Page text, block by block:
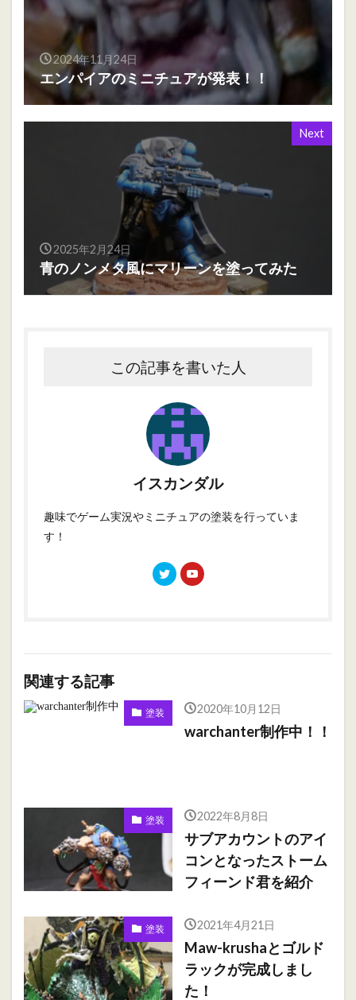
2024年11月24日
エンパイアのミニチュアが発表！！
Next
2025年2月24日
青のノンメタ風にマリーンを塗ってみた
この記事を書いた人
イスカンダル
趣味でゲーム実況やミニチュアの塗装を行っていま
す！
関連する記事
塗装 2020年10月12日
warchanter制作中！！
塗装 2022年8月8日
サブアカウントのアイ
コンとなったストーム
フィーンド君を紹介
塗装 2021年4月21日
Maw-krushaとゴルド
ラックが完成しまし
た！